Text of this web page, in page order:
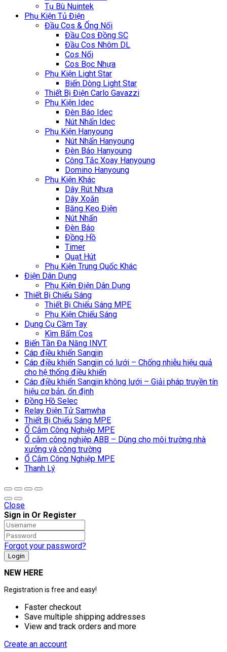
Tụ Bù Nuintek
Phụ Kiện Tủ Điện
Đầu Cos & Ống Nối
Đầu Cos Đồng SC
Đầu Cos Nhôm DL
Cos Nối
Cos Bọc Nhựa
Phụ Kiện Light Star
Biến Dòng Light Star
Thiết Bị Điện Carlo Gavazzi
Phụ Kiện Idec
Đèn Báo Idec
Nút Nhấn Idec
Phụ Kiện Hanyoung
Nút Nhấn Hanyoung
Đèn Báo Hanyoung
Công Tắc Xoay Hanyoung
Domino Hanyoung
Phụ Kiện Khác
Dây Rút Nhựa
Dây Xoắn
Băng Keo Điện
Nút Nhấn
Đèn Báo
Đồng Hồ
Timer
Quạt Hút
Phụ Kiện Trung Quốc Khác
Điện Dân Dụng
Phụ Kiện Điện Dân Dụng
Thiết Bị Chiếu Sáng
Thiết Bị Chiếu Sáng MPE
Phụ Kiện Chiếu Sáng
Dụng Cụ Cầm Tay
Kìm Bấm Cos
Biến Tần Đa Năng INVT
Cáp điều khiển Sangjin
Cáp điều khiển Sangjin có lưới – Chống nhiễu hiệu quả
cho hệ thống điều khiển
Cáp điều khiển Sangjin không lưới – Giải pháp truyền tín
hiệu cơ bản, ổn định
Đồng Hồ Selec
Relay Điện Tử Samwha
Thiết Bị Chiếu Sáng MPE
Ổ Cắm Công Nghiệp MPE
Ổ cắm công nghiệp ABB – Dùng cho môi trường nhà
xưởng và công trường
Ổ Cắm Công Nghiệp MPE
Thanh Lý
Close
Sign in Or Register
Forgot your password?
NEW HERE
Registration is free and easy!
Faster checkout
Save multiple shipping addresses
View and track orders and more
Create an account